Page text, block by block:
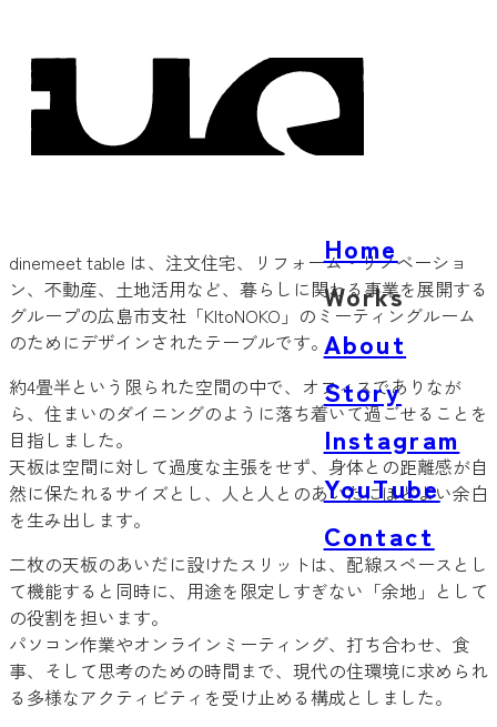
Home
Works
Architecture
Product
Words
About
Story
Instagram
YouTube
Contact
dinemeet table は、注文住宅、リフォーム・リノベーショ
ン、不動産、土地活用など、暮らしに関わる事業を展開する
グループの広島市支社「KItoNOKO」のミーティングルーム
のためにデザインされたテーブルです。
約4畳半という限られた空間の中で、オフィスでありなが
ら、住まいのダイニングのように落ち着いて過ごせることを
目指しました。
天板は空間に対して過度な主張をせず、身体との距離感が自
然に保たれるサイズとし、人と人とのあいだにほどよい余白
を生み出します。
二枚の天板のあいだに設けたスリットは、配線スペースとし
て機能すると同時に、用途を限定しすぎない「余地」として
の役割を担います。
パソコン作業やオンラインミーティング、打ち合わせ、食
事、そして思考のための時間まで、現代の住環境に求められ
る多様なアクティビティを受け止める構成としました。